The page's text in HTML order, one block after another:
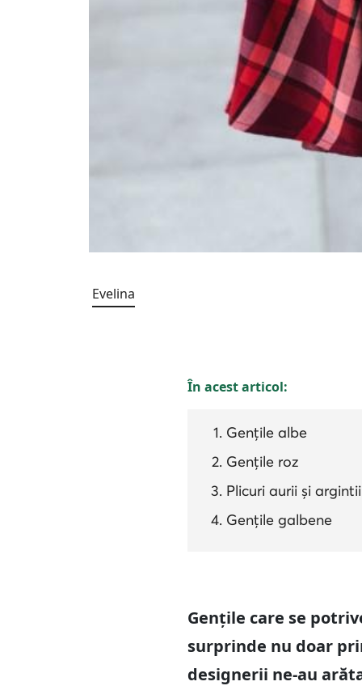
Evelina
În acest articol:
Gențile albe
Gențile roz
Plicuri aurii și argintii
Gențile galbene
Gențile care se
surprinde nu doar
designerii ne-au